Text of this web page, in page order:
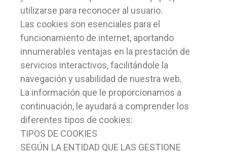
utilizarse para reconocer al usuario.
Las cookies son esenciales para el
funcionamiento de internet, aportando
innumerables ventajas en la prestación de
servicios interactivos, facilitándole la
navegación y usabilidad de nuestra web.
La información que le proporcionamos a
continuación, le ayudará a comprender los
diferentes tipos de cookies:
TIPOS DE COOKIES
SEGÚN LA ENTIDAD QUE LAS GESTIONE